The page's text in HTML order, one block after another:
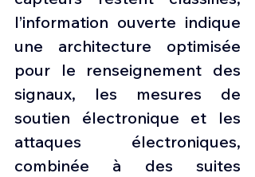
l’information ouverte indique
une architecture optimisée
pour le renseignement des
signaux, les mesures de
soutien électronique et les
attaques électroniques,
combinée à des suites